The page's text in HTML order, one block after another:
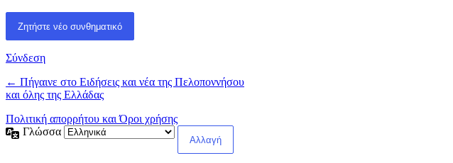
Σύνδεση
← Πήγαινε στο Ειδήσεις και νέα της Πελοποννήσου
και όλης της Ελλάδας
Πολιτική απορρήτου και Όροι χρήσης
Γλώσσα